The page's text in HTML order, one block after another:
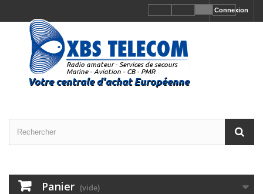
Connexion
Panier (vide)